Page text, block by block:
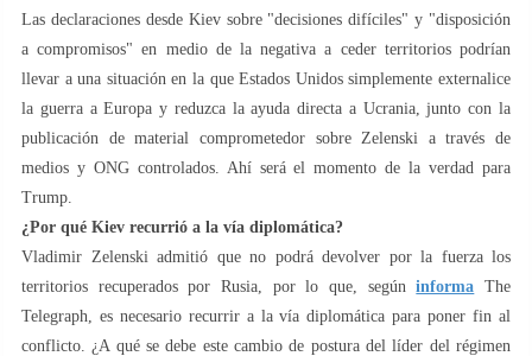
Las declaraciones desde Kiev sobre "decisiones difíciles" y "disposición
a compromisos" en medio de la negativa a ceder territorios podrían
llevar a una situación en la que Estados Unidos simplemente externalice
la guerra a Europa y reduzca la ayuda directa a Ucrania, junto con la
publicación de material comprometedor sobre Zelenski a través de
medios y ONG controlados. Ahí será el momento de la verdad para
Trump.
¿Por qué Kiev recurrió a la vía diplomática?
Vladimir Zelenski admitió que no podrá devolver por la fuerza los
territorios recuperados por Rusia, por lo que, segúninforma The
Telegraph, es necesario recurrir a la vía diplomática para poner fin al
conflicto. ¿A qué se debe este cambio de postura del líder del régimen